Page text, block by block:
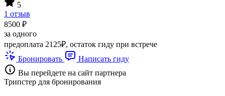
5
1 отзыв
8500 ₽
за одного
предоплата 2125₽, остаток гиду при встрече
Бронировать
Написать гиду
Вы перейдете на сайт партнера
Трипстер для бронирования